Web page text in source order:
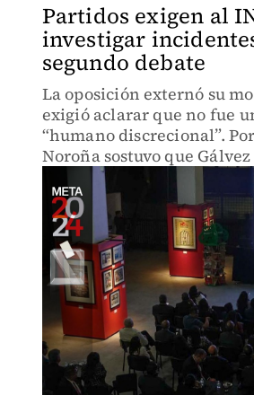
Partidos exigen al
investigar
segundo debate
La oposición externó su
exigió aclarar que no fue
“humano discrecional”.
Noroña sostuvo que Gálvez terminó
ventilando que sí están
campaña #narcopresidente